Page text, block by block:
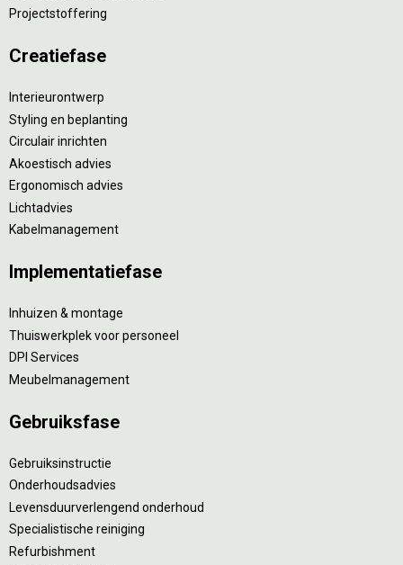
Projectstoffering
Creatiefase
Interieurontwerp
Styling en beplanting
Circulair inrichten
Akoestisch advies
Ergonomisch advies
Lichtadvies
Kabelmanagement
Implementatiefase
Inhuizen & montage
Thuiswerkplek voor personeel
DPI Services
Meubelmanagement
Gebruiksfase
Gebruiksinstructie
Onderhoudsadvies
Levensduurverlengend onderhoud
Specialistische reiniging
Refurbishment